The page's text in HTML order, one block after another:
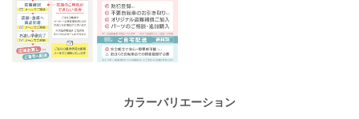
カラーバリエーション